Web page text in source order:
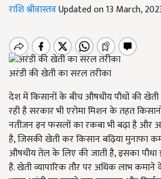
राशि श्रीवास्तवUpdated on 13 March,
अरंडी की खेती का सरल तरीका
देश में किसानों के बीच औषधीय पौधों की खेती
रही है सरकार भी एरोमा मिशन के तहत
नतीजन इन फसलों का रकबा भी बढ़ा है और
है, जिसकी खेती कर किसान बढ़िया मुनाफा
औषधीय तेल के लिए की जाती है, इसका पौधा
है. खेती व्यापारिक तौर पर अधिक लाभ कमाने